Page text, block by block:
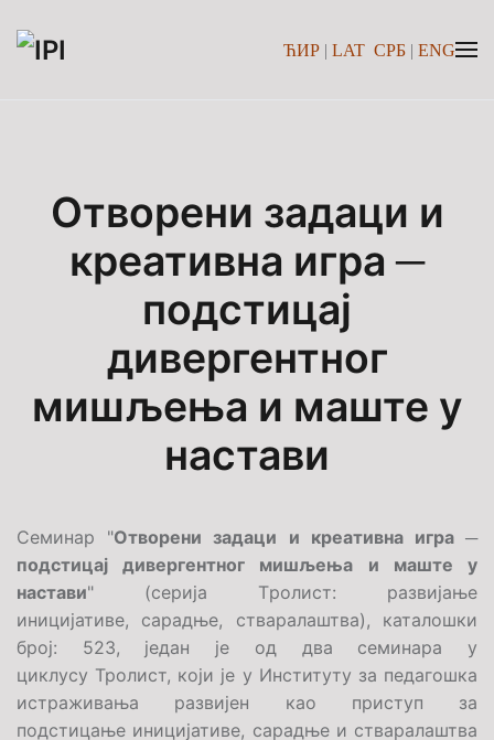
Skip to main content
ЋИР | LAT СРБ | ENG
Отворени задаци и
креативна игра ─
подстицај
дивергентног
мишљења и маште у
настави
Семинар "Отворени задаци и креативна игра ─
подстицај дивергентног мишљења и маште у
настави" (серија Tролист: развијање
иницијативе, сарадње, стваралаштва), каталошки
број: 523, један је од два семинара у
циклусу Тролист, који је у Институту за педагошка
истраживања развијен као приступ за
подстицање иницијативе, сарадње и стваралаштва